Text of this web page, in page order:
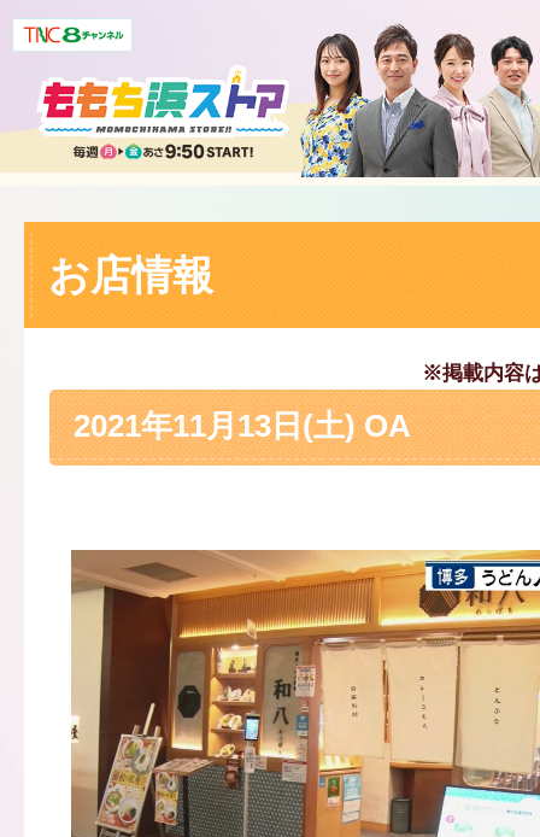
お店情報
※掲載内容
2021年11月13日(土) OA